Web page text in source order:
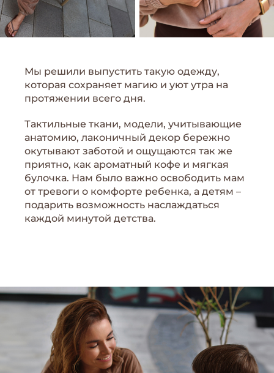
Мы решили выпустить такую одежду,
которая сохраняет магию и уют утра на
протяжении всего дня.
Тактильные ткани, модели, учитывающие
анатомию, лаконичный декор бережно
окутывают заботой и ощущаются так же
приятно, как ароматный кофе и мягкая
булочка. Нам было важно освободить мам
от тревоги о комфорте ребенка, а детям –
подарить возможность наслаждаться
каждой минутой детства.